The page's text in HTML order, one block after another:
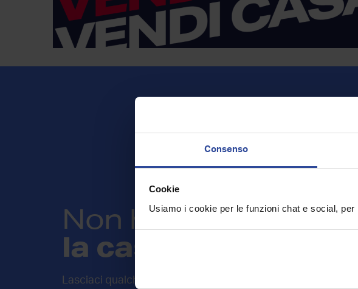
Consenso
Cookie
Usiamo i cookie per le funzioni chat e social,
Non hai trovato
la casa che cercavi?
Lasciaci qualche informazione sulla tua ricerca e riceverai in